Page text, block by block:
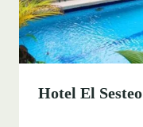
Hotel El Sesteo